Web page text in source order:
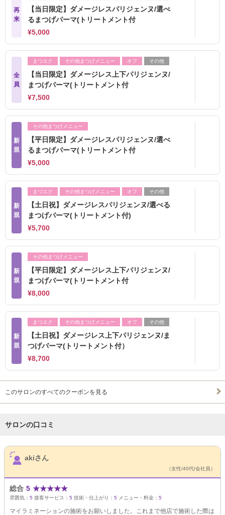
再
来
【当日限定】ダメージレスパリジェンヌ/選べ
るまつげパーマ(トリートメント付
¥5,000
全
員
まつエク その他まつげメニュー オフ その他
【当日限定】ダメージレス上下パリジェンヌ/
まつげパーマ(トリートメント付
¥7,500
新
規
その他まつげメニュー
【平日限定】ダメージレスパリジェンヌ/選べ
るまつげパーマ(トリートメント付
¥5,000
新
規
まつエク その他まつげメニュー オフ その他
【土日祝】ダメージレスパリジェンヌ/選べる
まつげパーマ(トリートメント付)
¥5,700
新
規
その他まつげメニュー
【平日限定】ダメージレス上下パリジェンヌ/
まつげパーマ(トリートメント付
¥8,000
新
規
まつエク その他まつげメニュー オフ その他
【土日祝】ダメージレス上下パリジェンヌ/ま
つげパーマ(トリートメント付）
¥8,700
このサロンのすべてのクーポンを見る
サロンの口コミ
サロンPick Up
akiさん
（女性/40代/会社員）
総合 5 ★★★★★
雰囲気： 5 接客サービス： 5 技術・仕上がり： 5 メニュー・料金： 5
マイラミネーションの施術をお願いしました。これまで他店で施術した際は